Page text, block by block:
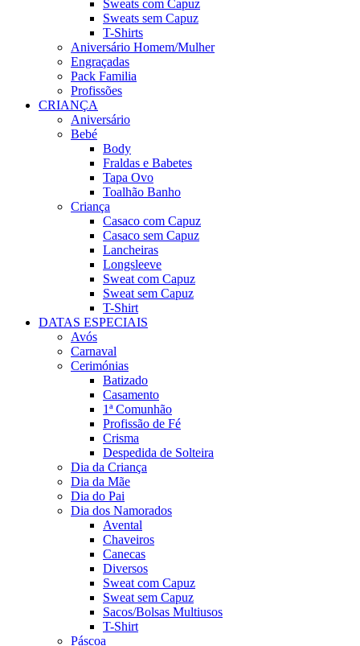
Sweats com Capuz
Sweats sem Capuz
T-Shirts
Aniversário Homem/Mulher
Engraçadas
Pack Familia
Profissões
CRIANÇA
Aniversário
Bebé
Body
Fraldas e Babetes
Tapa Ovo
Toalhão Banho
Criança
Casaco com Capuz
Casaco sem Capuz
Lancheiras
Longsleeve
Sweat com Capuz
Sweat sem Capuz
T-Shirt
DATAS ESPECIAIS
Avós
Carnaval
Cerimónias
Batizado
Casamento
1ª Comunhão
Profissão de Fé
Crisma
Despedida de Solteira
Dia da Criança
Dia da Mãe
Dia do Pai
Dia dos Namorados
Avental
Chaveiros
Canecas
Diversos
Sweat com Capuz
Sweat sem Capuz
Sacos/Bolsas Multiusos
T-Shirt
Páscoa